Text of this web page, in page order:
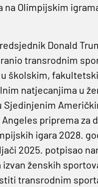
na Olimpijskim
Donald
transrodnim
školskim,
natjecanjima u
Sjedinjenim
Angeles priprema za
igara 2028.
2025. potpisao
izvan ženskih
transrodnim